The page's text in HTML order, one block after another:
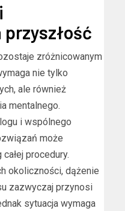
zróżnicowanym
nie tylko
ale również
mentalnego.
i wspólnego
może
procedury.
okoliczności, dążenie
zazwyczaj przynosi
sytuacja wymaga